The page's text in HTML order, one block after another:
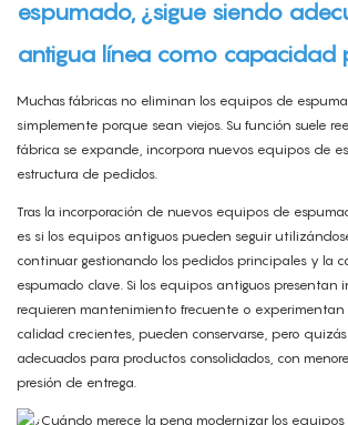
espumado, ¿sigue siendo
antigua línea como capacidad
Muchas fábricas no eliminan los equipos de
simplemente porque sean viejos. Su función suele
fábrica se expande, incorpora nuevos equipos de
estructura de pedidos.
Tras la incorporación de nuevos equipos de
es si los equipos antiguos pueden seguir
continuar gestionando los pedidos principales y la
espumado clave. Si los equipos antiguos presentan
requieren mantenimiento frecuente o experimentan
calidad crecientes, pueden conservarse, pero
adecuados para productos consolidados, con
presión de entrega.